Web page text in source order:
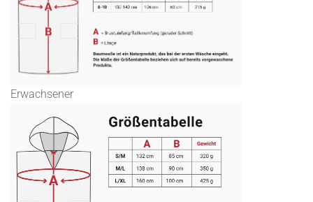
Erwachsener